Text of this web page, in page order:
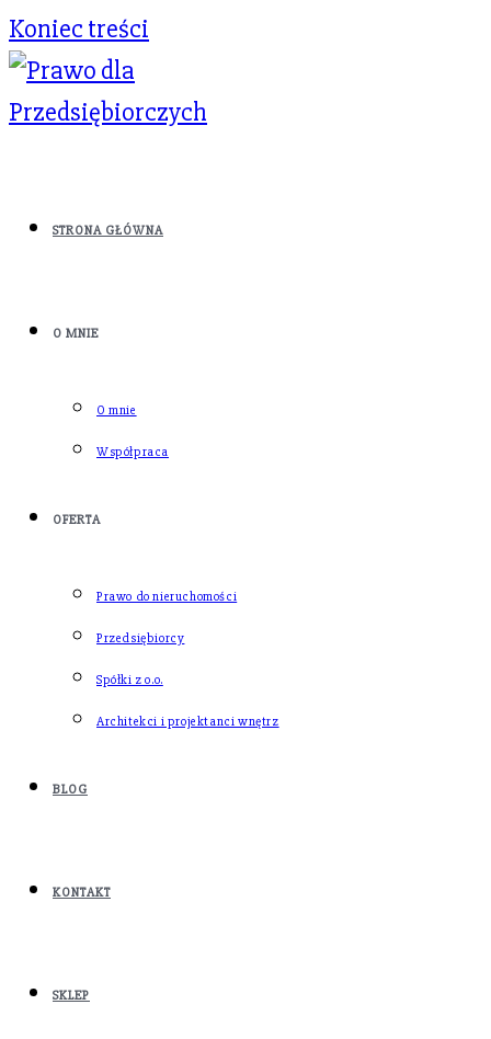
Koniec treści
STRONA GŁÓWNA
O MNIE
O mnie
Współpraca
OFERTA
Prawo do nieruchomości
Przedsiębiorcy
Spółki z o.o.
Architekci i projektanci wnętrz
BLOG
KONTAKT
SKLEP